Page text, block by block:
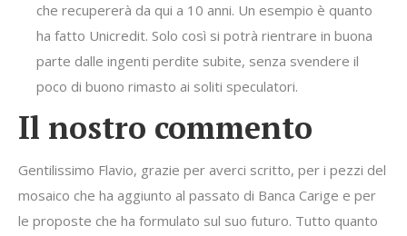
che recupererà da qui a 10 anni. Un esempio è quanto
ha fatto Unicredit. Solo così si potrà rientrare in buona
parte dalle ingenti perdite subite, senza svendere il
poco di buono rimasto ai soliti speculatori.
Il nostro commento
Gentilissimo Flavio, grazie per averci scritto, per i pezzi del
mosaico che ha aggiunto al passato di Banca Carige e per
le proposte che ha formulato sul suo futuro. Tutto quanto